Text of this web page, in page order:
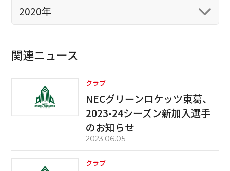
2020年
関連ニュース
クラブ
NECグリーンロケッツ東葛、
2023-24シーズン新加入選手
のお知らせ
2023.06.05
クラブ